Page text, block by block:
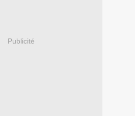
Publicité